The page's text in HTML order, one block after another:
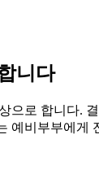
니다
으로 합니다.
예비부부에게